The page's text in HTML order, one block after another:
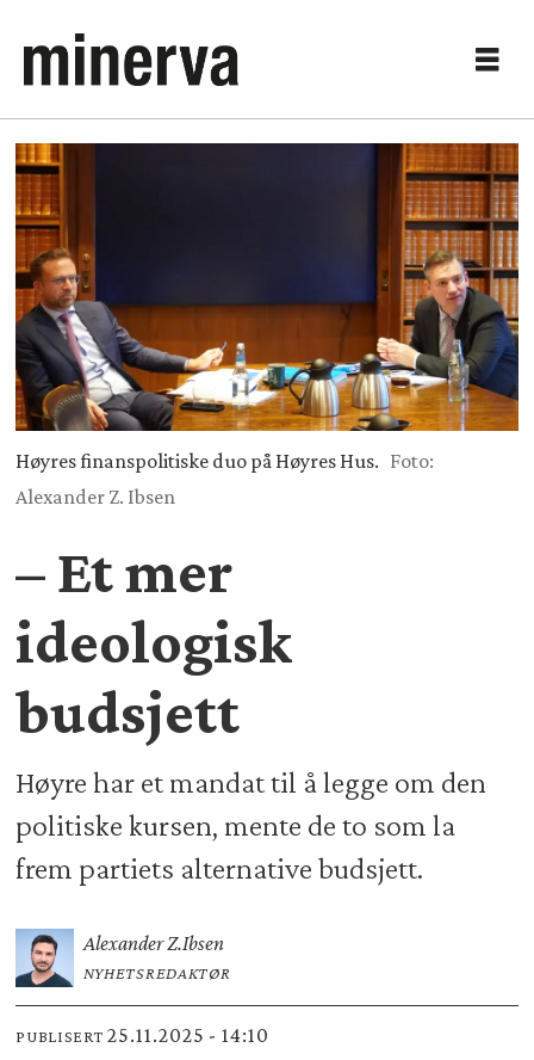
Høyres finanspolitiske duo på Høyres Hus. Foto:
Alexander Z. Ibsen
– Et mer
ideologisk
budsjett
Høyre har et mandat til å legge om den
politiske kursen, mente de to som la
frem partiets alternative budsjett.
Alexander Z.Ibsen
NYHETSREDAKTØR
PUBLISERT 25.11.2025 - 14:10